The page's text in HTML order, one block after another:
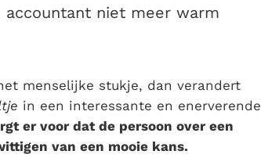
niet meer warm
menselijke stukje, dan verandert
in een interessante en enerverende
er voor dat de persoon over een
van een mooie kans.